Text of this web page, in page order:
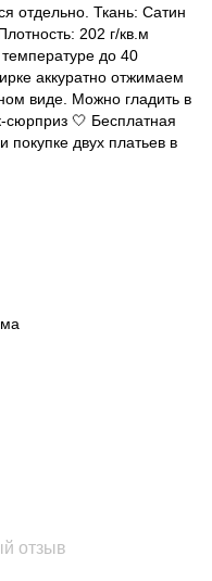
отдельно. Ткань: Сатин
202 г/кв.м
до 40
аккуратно отжимаем
виде. Можно гладить в
сюрприз 🤍 Бесплатная
покупке двух платьев в
отзыв